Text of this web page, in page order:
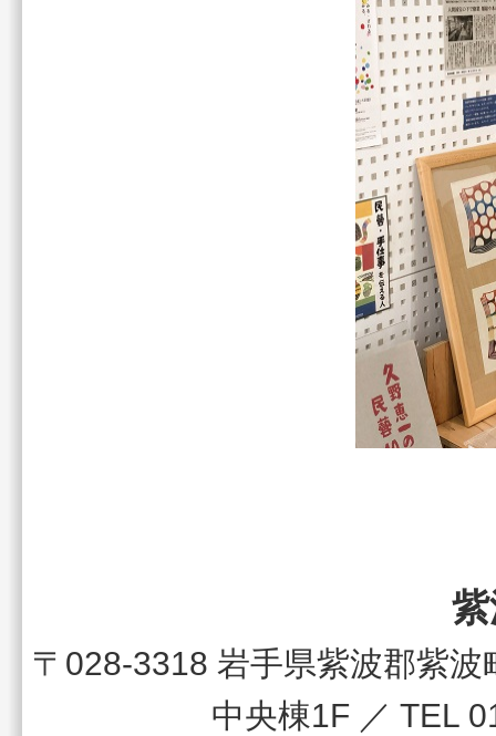
〒028-3318 岩手県紫波郡紫
中央棟1F ／ TEL